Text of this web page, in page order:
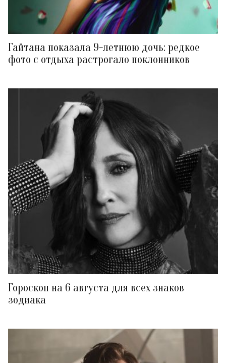
Гайтана показала 9-летнюю дочь: редкое
фото с отдыха растрогало поклонников
Гороскоп на 6 августа для всех знаков
зодиака